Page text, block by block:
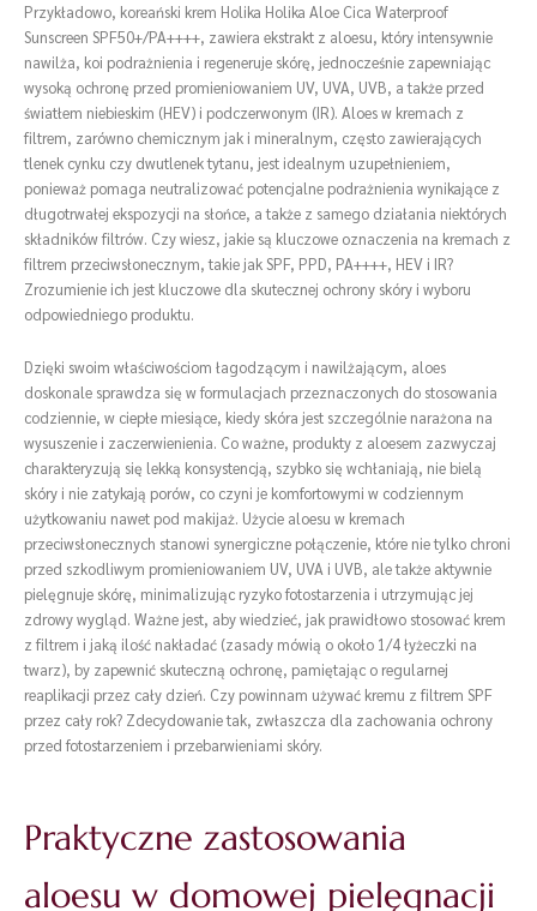
Przykładowo, koreański krem Holika Holika Aloe Cica Waterproof
Sunscreen SPF50+/PA++++, zawiera ekstrakt z aloesu, który intensywnie
nawilża, koi podrażnienia i regeneruje skórę, jednocześnie zapewniając
wysoką ochronę przed promieniowaniem UV, UVA, UVB, a także przed
światłem niebieskim (HEV) i podczerwonym (IR). Aloes w kremach z
filtrem, zarówno chemicznym jak i mineralnym, często zawierających
tlenek cynku czy dwutlenek tytanu, jest idealnym uzupełnieniem,
ponieważ pomaga neutralizować potencjalne podrażnienia wynikające z
długotrwałej ekspozycji na słońce, a także z samego działania niektórych
składników filtrów. Czy wiesz, jakie są kluczowe oznaczenia na kremach z
filtrem przeciwsłonecznym, takie jak SPF, PPD, PA++++, HEV i IR?
Zrozumienie ich jest kluczowe dla skutecznej ochrony skóry i wyboru
odpowiedniego produktu.
Dzięki swoim właściwościom łagodzącym i nawilżającym, aloes
doskonale sprawdza się w formulacjach przeznaczonych do stosowania
codziennie, w ciepłe miesiące, kiedy skóra jest szczególnie narażona na
wysuszenie i zaczerwienienia. Co ważne, produkty z aloesem zazwyczaj
charakteryzują się lekką konsystencją, szybko się wchłaniają, nie bielą
skóry i nie zatykają porów, co czyni je komfortowymi w codziennym
użytkowaniu nawet pod makijaż. Użycie aloesu w kremach
przeciwsłonecznych stanowi synergiczne połączenie, które nie tylko chroni
przed szkodliwym promieniowaniem UV, UVA i UVB, ale także aktywnie
pielęgnuje skórę, minimalizując ryzyko fotostarzenia i utrzymując jej
zdrowy wygląd. Ważne jest, aby wiedzieć, jak prawidłowo stosować krem
z filtrem i jaką ilość nakładać (zasady mówią o około 1/4 łyżeczki na
twarz), by zapewnić skuteczną ochronę, pamiętając o regularnej
reaplikacji przez cały dzień. Czy powinnam używać kremu z filtrem SPF
przez cały rok? Zdecydowanie tak, zwłaszcza dla zachowania ochrony
przed fotostarzeniem i przebarwieniami skóry.
Praktyczne zastosowania
aloesu w domowej pielęgnacji